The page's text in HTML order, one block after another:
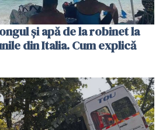
și apă de la robinet la
din Italia. Cum explică